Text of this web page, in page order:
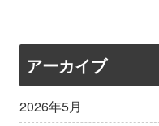
アーカイブ
2026年5月